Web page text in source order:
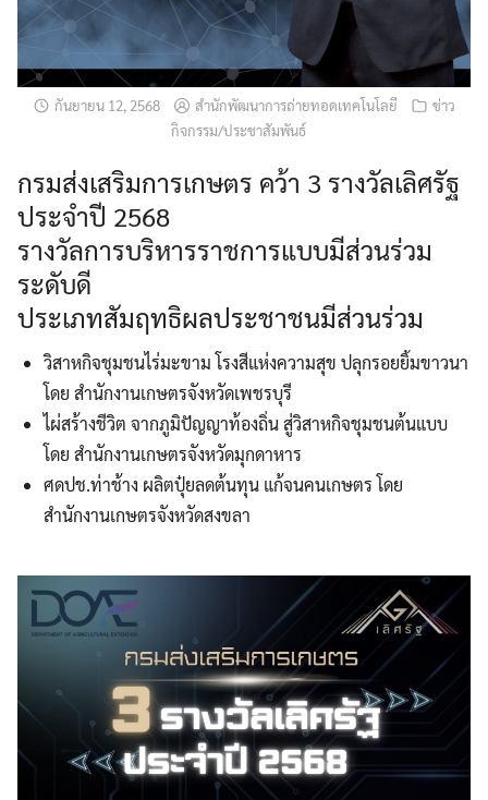
กันยายน 12, 2568 สำนักพัฒนาการถ่ายทอดเทคโนโลยี
ข่าว
กิจกรรม/ประชาสัมพันธ์
กรมส่งเสริมการเกษตร คว้า 3 รางวัลเลิศรัฐ
ประจำปี 2568
รางวัลการบริหารราชการแบบมีส่วนร่วม
ระดับดี
ประเภทสัมฤทธิผลประชาชนมีส่วนร่วม
วิสาหกิจชุมชนไร่มะขาม โรงสีแห่งความสุข ปลุกรอยยิ้มขาวนา
โดย สำนักงานเกษตรจังหวัดเพชรบุรี
ไผ่สร้างชีวิต จากภูมิปัญญาท้องถิ่น สู่วิสาหกิจชุมชนต้นแบบ
โดย สำนักงานเกษตรจังหวัดมุกดาหาร
ศดปช.ท่าช้าง ผลิตปุ๋ยลดต้นทุน แก้จนคนเกษตร โดย
สำนักงานเกษตรจังหวัดสงขลา